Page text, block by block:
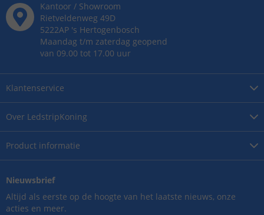
Over LedstripKoning
Product informatie
Klantenservice
Kantoor / Showroom
Rietveldenweg 49D
5222AP 's Hertogenbosch
Maandag t/m zaterdag geopend
van 09.00 tot 17.00 uur
Nieuwsbrief
Altijd als eerste op de hoogte van het laatste nieuws, onze
acties en meer.